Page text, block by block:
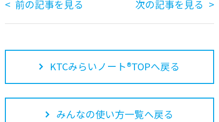
前の記事を見る 次の記事を見る
KTCみらいノート®TOPへ戻る
みんなの使い方一覧へ戻る